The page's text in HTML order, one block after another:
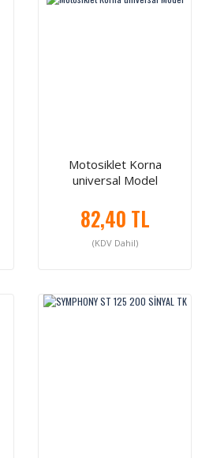
Motosiklet Korna
universal Model
82,40 TL
(KDV Dahil)